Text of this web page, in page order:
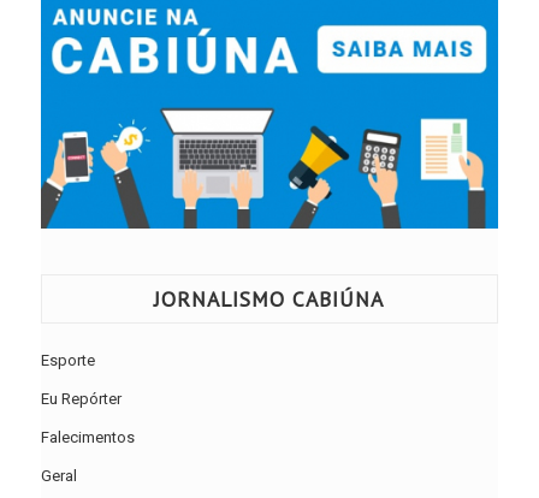
JORNALISMO CABIÚNA
Esporte
Eu Repórter
Falecimentos
Geral